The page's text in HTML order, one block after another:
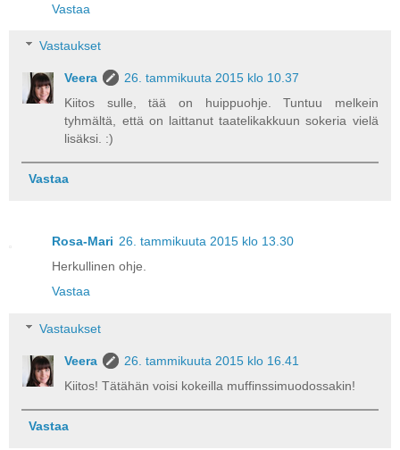
Vastaa
Vastaukset
Veera
26. tammikuuta 2015 klo 10.37
Kiitos sulle, tää on huippuohje. Tuntuu melkein
tyhmältä, että on laittanut taatelikakkuun sokeria vielä
lisäksi. :)
Vastaa
Rosa-Mari 26. tammikuuta 2015 klo 13.30
Herkullinen ohje.
Vastaa
Vastaukset
Veera
26. tammikuuta 2015 klo 16.41
Kiitos! Tätähän voisi kokeilla muffinssimuodossakin!
Vastaa